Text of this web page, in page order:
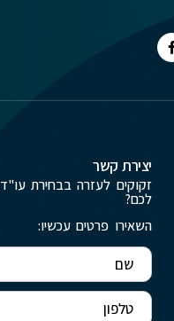
יצירת קשר
זקוקים לעזרה בבחירת
לכם?
השאירו פרטים עכשיו: